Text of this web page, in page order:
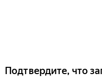
Подтвердите, что